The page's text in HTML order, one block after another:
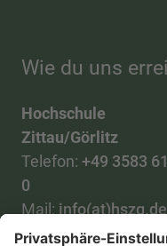
Wie du uns
Hochschule
Zittau/Görlitz
Telefon: +49 3583
0
Mail:info(at)hszg.de